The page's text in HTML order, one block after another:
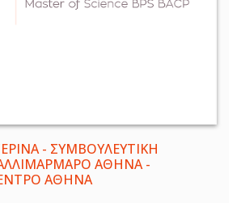
- ΣΥΜΒΟΥΛΕΥΤΙΚΗ
ΑΘΗΝΑ -
ΑΘΗΝΑ